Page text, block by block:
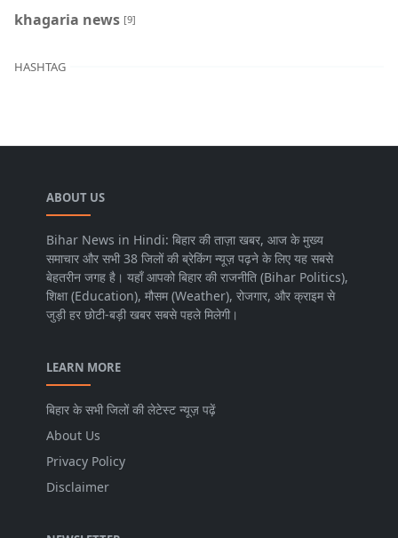
khagaria news [9]
HASHTAG
ABOUT US
Bihar News in Hindi: बिहार की ताज़ा खबर, आज के मुख्य
समाचार और सभी 38 जिलों की ब्रेकिंग न्यूज़ पढ़ने के लिए यह सबसे
बेहतरीन जगह है। यहाँ आपको बिहार की राजनीति (Bihar Politics),
शिक्षा (Education), मौसम (Weather), रोजगार, और क्राइम से
जुड़ी हर छोटी-बड़ी खबर सबसे पहले मिलेगी।
LEARN MORE
बिहार के सभी जिलों की लेटेस्ट न्यूज़ पढ़ें
About Us
Privacy Policy
Disclaimer